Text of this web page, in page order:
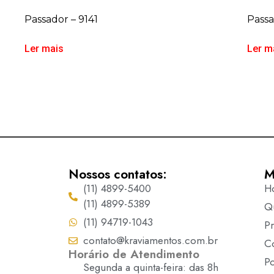
Passador – 9141
Ler mais Ler
Nossos contatos:
(11) 4899-5400
(11) 4899-5389
(11) 94719-1043
contato@kraviamentos.com.br
Horário de Atendimento
Segunda a quinta-feira: das 8h